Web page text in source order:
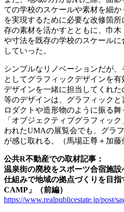
ての学校のスケールや素材を細
を実現するために必要な改修箇
存の素材を活かすとともに、巾木
や寸法を既存の学校のスケール
していった。
シンプルなリノベーションだが
としてグラフィックデザインを
デザインを一緒に担当してくれた
等のデザインは、グラフィック
ロダクトや造形物のように振る
「オブジェクティブグラフィッ
われたUMAの展覧会でも、グラ
が感じ取れる。（馬場正尊＋加藤
公共R不動産での取材記事：
温泉街の廃校をスポーツ合宿施
仕組みで地域の拠点づくりを目
CAMP」（前編）
https://www.realpublicestate.jp/post/